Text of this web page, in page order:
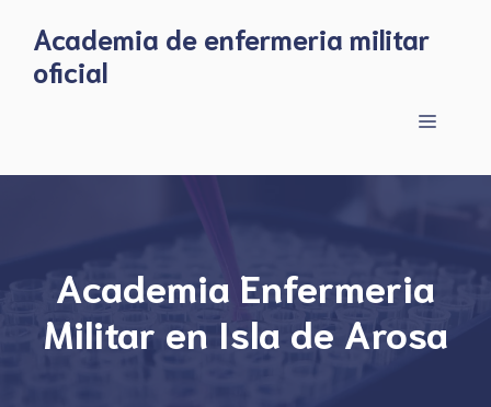
content
Academia de enfermeria militar
oficial
Menu
Academia Enfermeria
Militar en Isla de Arosa